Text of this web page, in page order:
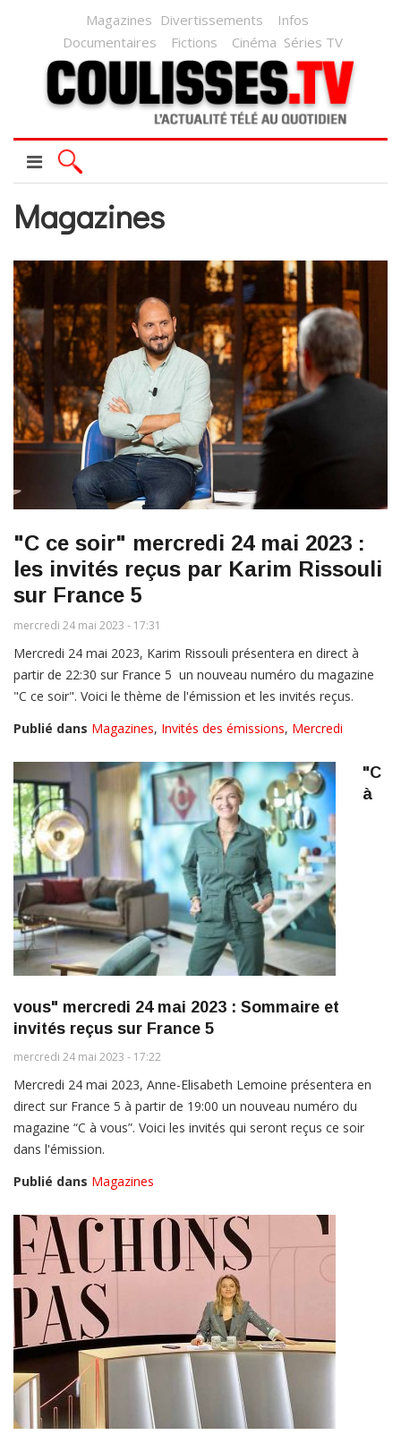
Magazines Divertissements
Infos
Documentaires
Fictions Cinéma Séries TV
Magazines
"C ce soir" mercredi 24 mai 2023 :
les invités reçus par Karim Rissouli
sur France 5
mercredi 24 mai 2023 - 17:31
Mercredi 24 mai 2023, Karim Rissouli présentera en direct à
partir de 22:30 sur France 5 un nouveau numéro du magazine
"C ce soir". Voici le thème de l'émission et les invités reçus.
Publié dans Magazines, Invités des émissions, Mercredi
"C
à
vous" mercredi 24 mai 2023 : Sommaire et
invités reçus sur France 5
mercredi 24 mai 2023 - 17:22
Mercredi 24 mai 2023, Anne-Elisabeth Lemoine présentera en
direct sur France 5 à partir de 19:00 un nouveau numéro du
magazine “C à vous”. Voici les invités qui seront reçus ce soir
dans l'émission.
Publié dans Magazines